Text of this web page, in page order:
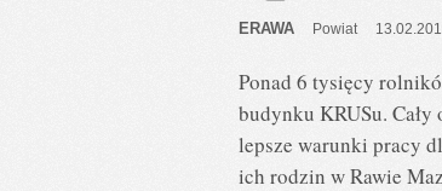
ERAWA Powiat
Ponad 6 tysięcy
budynku KRUSu.
lepsze warunki pracy
ich rodzin w Rawie